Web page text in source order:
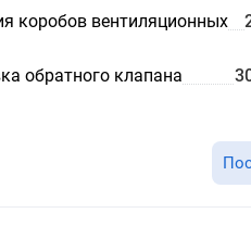
коробов вентиляционных
обратного клапана